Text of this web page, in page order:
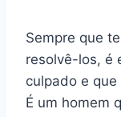
Sempre que
resolvê-los, é
culpado e
É um homem